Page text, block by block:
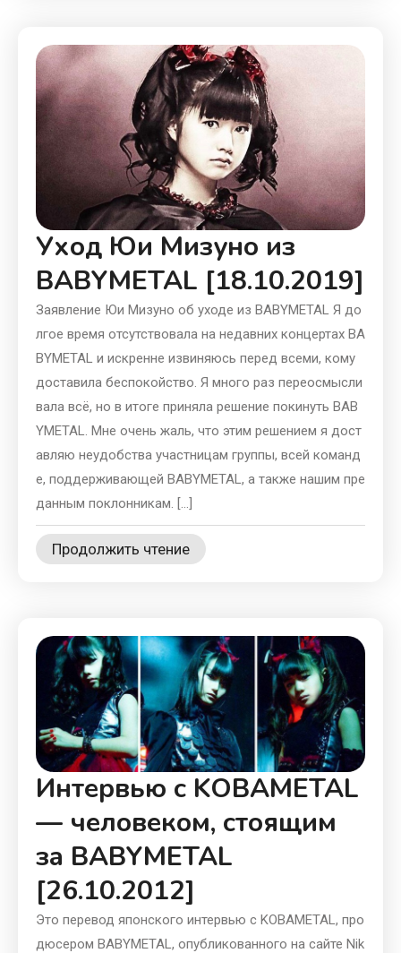
Уход Юи Мизуно из
BABYMETAL [18.10.2019]
Заявление Юи Мизуно об уходе из BABYMETAL Я до
лгое время отсутствовала на недавних концертах BA
BYMETAL и искренне извиняюсь перед всеми, кому
доставила беспокойство. Я много раз переосмысли
вала всё, но в итоге приняла решение покинуть BAB
YMETAL. Мне очень жаль, что этим решением я дост
авляю неудобства участницам группы, всей команд
е, поддерживающей BABYMETAL, а также нашим пре
данным поклонникам. […]
Продолжить чтение
Интервью с KOBAMETAL
— человеком, стоящим
за BABYMETAL
[26.10.2012]
Это перевод японского интервью с KOBAMETAL, про
дюсером BABYMETAL, опубликованного на сайте Nik